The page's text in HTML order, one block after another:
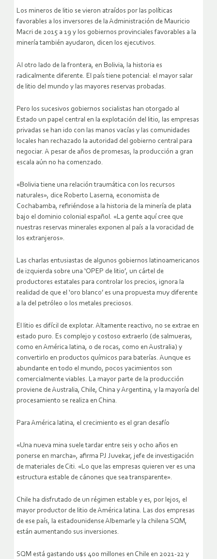
Los mineros de litio se vieron atraídos por las políticas
favorables a los inversores de la Administración de Mauricio
Macri de 2015 a 19 y los gobiernos provinciales favorables a la
minería también ayudaron, dicen los ejecutivos.
Al otro lado de la frontera, en Bolivia, la historia es
radicalmente diferente. El país tiene potencial: el mayor salar
de litio del mundo y las mayores reservas probadas.
Pero los sucesivos gobiernos socialistas han otorgado al
Estado un papel central en la explotación del litio, las empresas
privadas se han ido con las manos vacías y las comunidades
locales han rechazado la autoridad del gobierno central para
negociar. A pesar de años de promesas, la producción a gran
escala aún no ha comenzado.
«Bolivia tiene una relación traumática con los recursos
naturales», dice Roberto Laserna, economista de
Cochabamba, refiriéndose a la historia de la minería de plata
bajo el dominio colonial español. «La gente aquí cree que
nuestras reservas minerales exponen al país a la voracidad de
los extranjeros».
Las charlas entusiastas de algunos gobiernos latinoamericanos
de izquierda sobre una ‘OPEP de litio’, un cártel de
productores estatales para controlar los precios, ignora la
realidad de que el ‘oro blanco’ es una propuesta muy diferente
a la del petróleo o los metales preciosos.
El litio es difícil de explotar. Altamente reactivo, no se extrae en
estado puro. Es complejo y costoso extraerlo (de salmueras,
como en América latina, o de rocas, como en Australia) y
convertirlo en productos químicos para baterías. Aunque es
abundante en todo el mundo, pocos yacimientos son
comercialmente viables. La mayor parte de la producción
proviene de Australia, Chile, China y Argentina, y la mayoría del
procesamiento se realiza en China.
Para América latina, el crecimiento es el gran desafío
«Una nueva mina suele tardar entre seis y ocho años en
ponerse en marcha», afirma PJ Juvekar, jefe de investigación
de materiales de Citi. «Lo que las empresas quieren ver es una
estructura estable de cánones que sea transparente».
Chile ha disfrutado de un régimen estable y es, por lejos, el
mayor productor de litio de América latina. Las dos empresas
de ese país, la estadounidense Albemarle y la chilena SQM,
están aumentando sus inversiones.
SQM está gastando u$s 400 millones en Chile en 2021-22 y